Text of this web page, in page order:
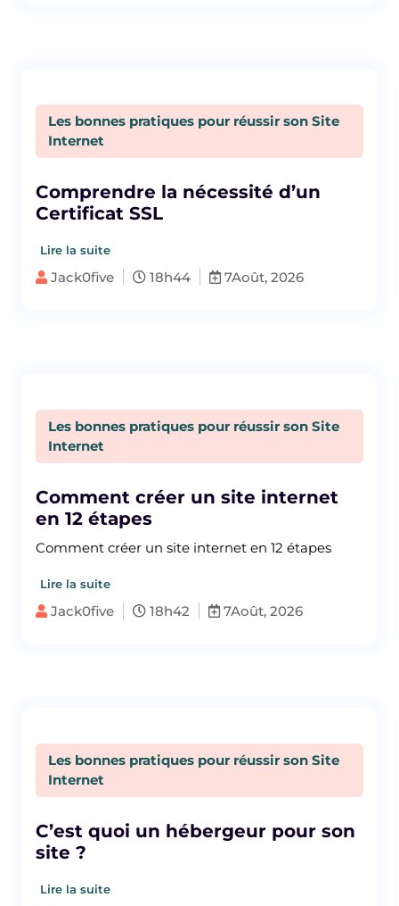
Les bonnes pratiques pour réussir son Site
Internet
Comprendre la nécessité d’un
Certificat SSL
Lire la suite
Jack0five 18h44 7Août, 2026
Les bonnes pratiques pour réussir son Site
Internet
Comment créer un site internet
en 12 étapes
Comment créer un site internet en 12 étapes
Lire la suite
Jack0five 18h42 7Août, 2026
Les bonnes pratiques pour réussir son Site
Internet
C’est quoi un hébergeur pour son
site ?
Lire la suite